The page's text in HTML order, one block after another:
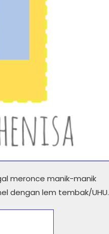
meronce manik-manik
dengan lem tembak/UHU.